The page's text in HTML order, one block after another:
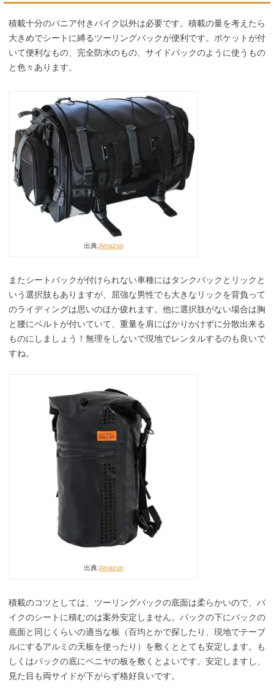
積載十分のパニア付きバイク以外は必要です。積載の量を考えたら
大きめでシートに縛るツーリングバックが便利です。ポケットが付
いて便利なもの、完全防水のもの、サイドバックのように使うもの
と色々あります。
出典:Amazon
またシートバックが付けられない車種にはタンクバックとリックと
いう選択肢もありますが、屈強な男性でも大きなリックを背負って
のライディングは思いのほか疲れます。他に選択肢がない場合は胸
と腰にベルトが付いていて、重量を肩にばかりかけずに分散出来る
ものにしましょう！無理をしないで現地でレンタルするのも良いで
すね。
出典:Amazon
積載のコツとしては、ツーリングバックの底面は柔らかいので、バ
イクのシートに積むのは案外安定しません。バックの下にバックの
底面と同じくらいの適当な板（百均とかで探したり、現地でテーブ
ルにするアルミの天板を使ったり）を敷くととても安定します。も
しくはバックの底にベニヤの板を敷くとよいです。安定しますし、
見た目も両サイドが下がらず格好良いです。